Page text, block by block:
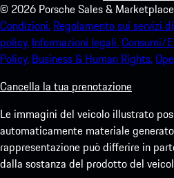
© 2026 Porsche Sales &
Condizioni. Regolamento sui servizi
policy. Informazioni legali.Consumi/
Policy. Business & Human Rights.
Cancella la tua prenotazione
Le immagini del veicolo illustrato
automaticamente materiale
rappresentazione può differire in
dalla sostanza del prodotto del